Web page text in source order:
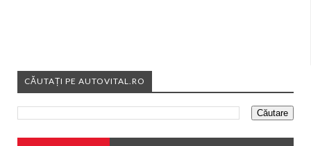
CĂUTAȚI PE AUTOVITAL.RO